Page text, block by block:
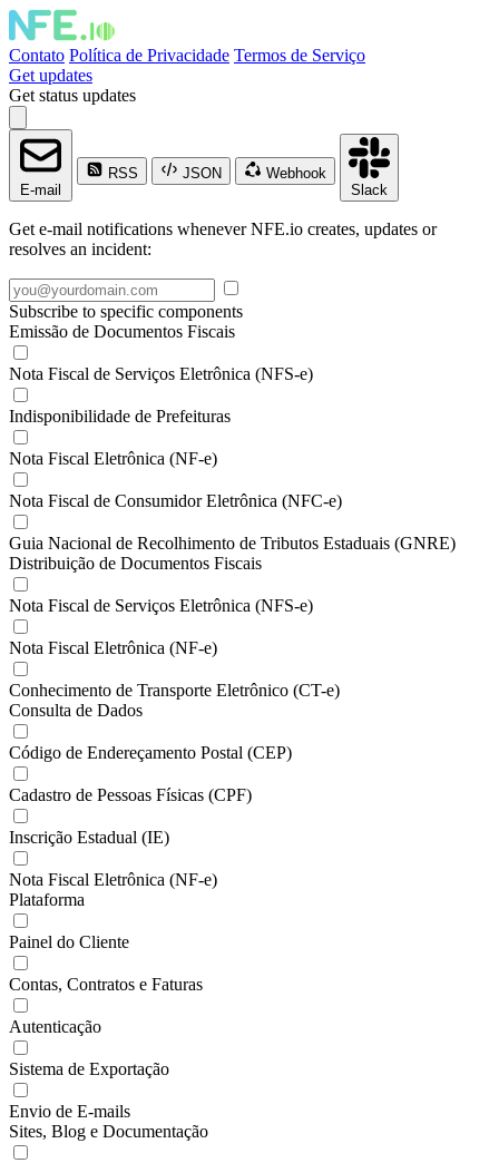
Contato Política de Privacidade Termos de Serviço
Get updates
Get status updates
E-mail
RSS JSON
Webhook
Slack
Get e-mail notifications whenever NFE.io creates, updates or
resolves an incident:
Subscribe to specific components
Emissão de Documentos Fiscais
Nota Fiscal de Serviços Eletrônica (NFS-e)
Indisponibilidade de Prefeituras
Nota Fiscal Eletrônica (NF-e)
Nota Fiscal de Consumidor Eletrônica (NFC-e)
Guia Nacional de Recolhimento de Tributos Estaduais (GNRE)
Distribuição de Documentos Fiscais
Nota Fiscal de Serviços Eletrônica (NFS-e)
Nota Fiscal Eletrônica (NF-e)
Conhecimento de Transporte Eletrônico (CT-e)
Consulta de Dados
Código de Endereçamento Postal (CEP)
Cadastro de Pessoas Físicas (CPF)
Inscrição Estadual (IE)
Nota Fiscal Eletrônica (NF-e)
Plataforma
Painel do Cliente
Contas, Contratos e Faturas
Autenticação
Sistema de Exportação
Envio de E-mails
Sites, Blog e Documentação